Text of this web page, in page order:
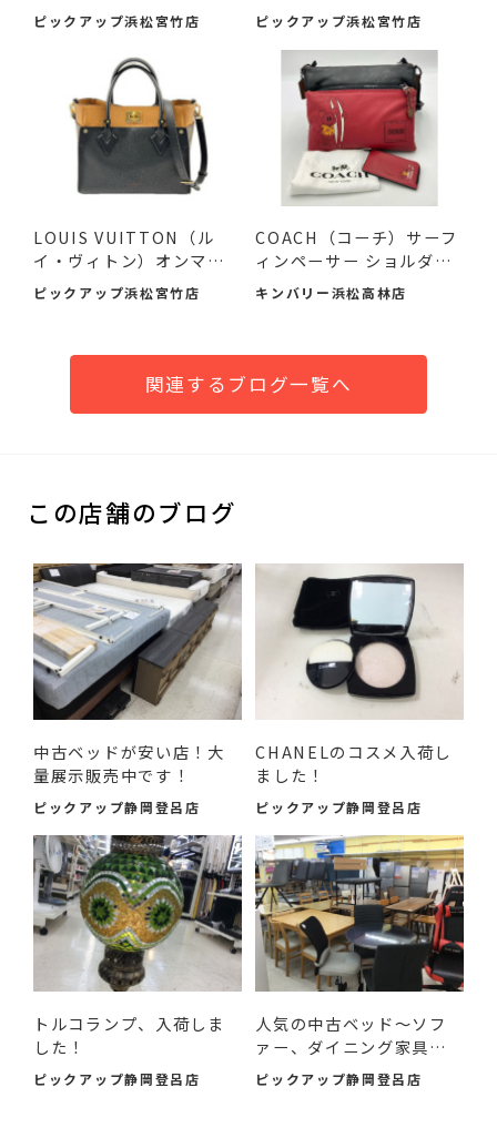
ボデ...
ピックアップ浜松宮竹店
ィバ...
ピックアップ浜松宮竹店
LOUIS VUITTON（ル
イ・ヴィトン）オンマイ
サイドMM...
ピックアップ浜松宮竹店
COACH（コーチ）サーフ
ィンペーサー ショルダー
バ...
キンバリー浜松高林店
関連するブログ一覧へ
この店舗のブログ
中古ベッドが安い店！大
量展示販売中です！
ピックアップ静岡登呂店
CHANELのコスメ入荷し
ました！
ピックアップ静岡登呂店
トルコランプ、入荷しま
した！
ピックアップ静岡登呂店
人気の中古ベッド～ソフ
ァー、ダイニング家具ま
で...
ピックアップ静岡登呂店